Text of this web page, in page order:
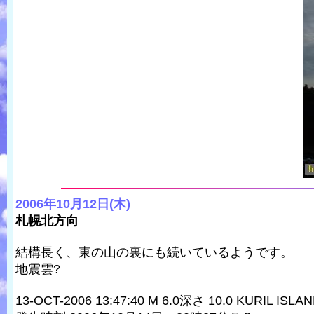
2006年10月12日(木)
札幌北方向
結構長く、東の山の裏にも続いているようです。
地震雲?
13-OCT-2006 13:47:40 M 6.0深さ 10.0 KURIL